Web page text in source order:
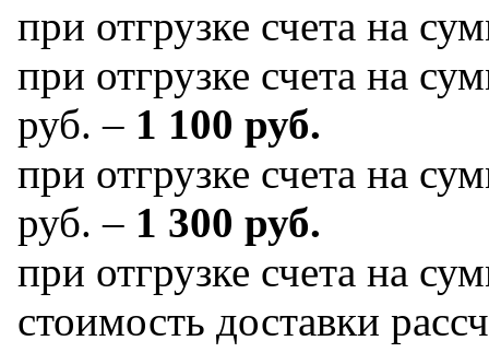
при отгрузке счета на
при отгрузке счета на
руб. – 1 100 руб.
при отгрузке счета на
руб. – 1 300 руб.
при отгрузке счета на
стоимость доставки